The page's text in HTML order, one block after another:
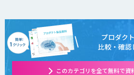
プロダク
比較・確
このカテゴリを全て無料で資